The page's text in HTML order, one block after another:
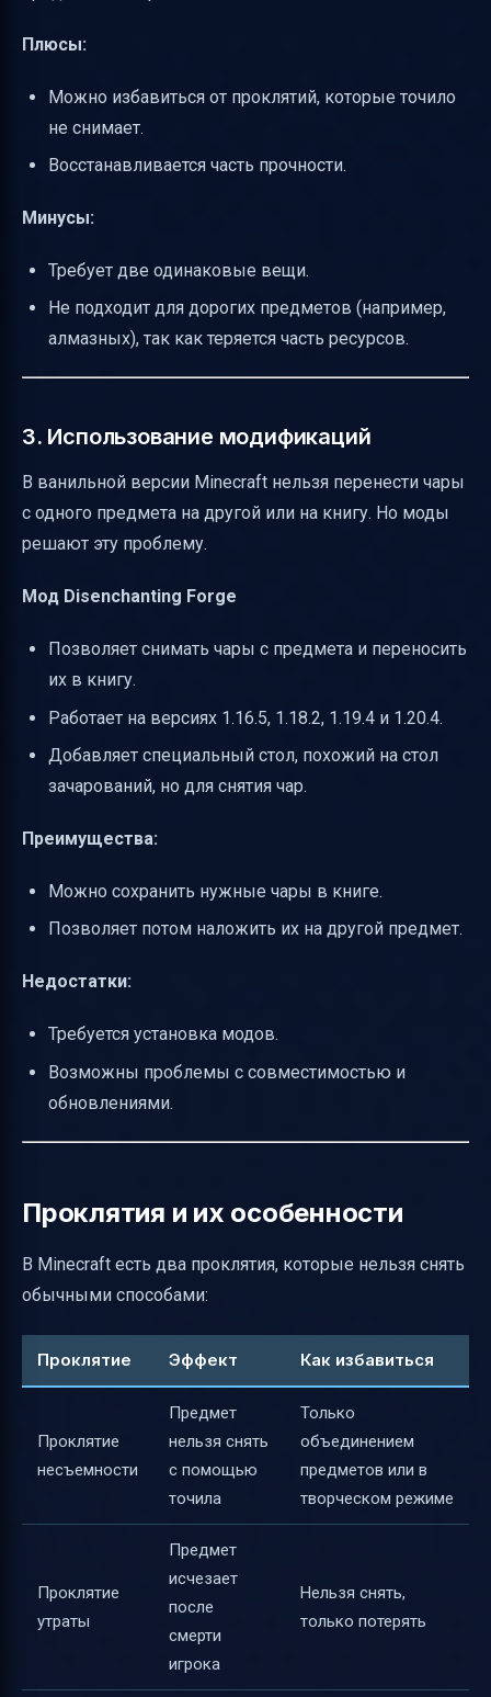
Плюсы:
Можно избавиться от проклятий, которые точило
не снимает.
Восстанавливается часть прочности.
Минусы:
Требует две одинаковые вещи.
Не подходит для дорогих предметов (например,
алмазных), так как теряется часть ресурсов.
3. Использование модификаций
В ванильной версии Minecraft нельзя перенести чары
с одного предмета на другой или на книгу. Но моды
решают эту проблему.
Мод Disenchanting Forge
Позволяет снимать чары с предмета и переносить
их в книгу.
Работает на версиях 1.16.5, 1.18.2, 1.19.4 и 1.20.4.
Добавляет специальный стол, похожий на стол
зачарований, но для снятия чар.
Преимущества:
Можно сохранить нужные чары в книге.
Позволяет потом наложить их на другой предмет.
Недостатки:
Требуется установка модов.
Возможны проблемы с совместимостью и
обновлениями.
Проклятия и их особенности
В Minecraft есть два проклятия, которые нельзя снять
обычными способами:
Проклятие Эффект Как избавиться
Проклятие
несъемности
Предмет
нельзя снять
с помощью
точила
Только
объединением
предметов или в
творческом режиме
Проклятие
утраты
Предмет
исчезает
после
смерти
игрока
Нельзя снять,
только потерять